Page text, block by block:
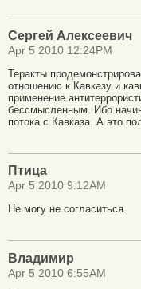
Сергей Алексеевич
Apr 5 2010 12:24PM
Теракты
отношению к Кавказу и
применение
бессмысленным. Ибо
потока с Кавказа. А это
Птица
Apr 5 2010 9:12AM
Не могу не согласиться.
Владимир
Apr 5 2010 6:55AM